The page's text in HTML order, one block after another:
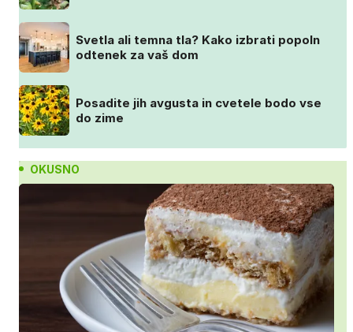
Svetla ali temna tla? Kako izbrati popoln
odtenek za vaš dom
Posadite jih avgusta in cvetele bodo vse
do zime
OKUSNO